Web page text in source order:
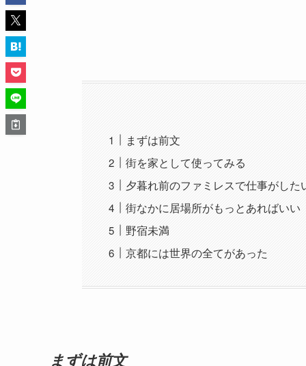
まずは前文
街を家として使ってみる
夕暮れ前のファミレスで仕事がした
街なかに居場所がもっとあればいい
野宿未満
京都には世界の全てがあった
まずは前文